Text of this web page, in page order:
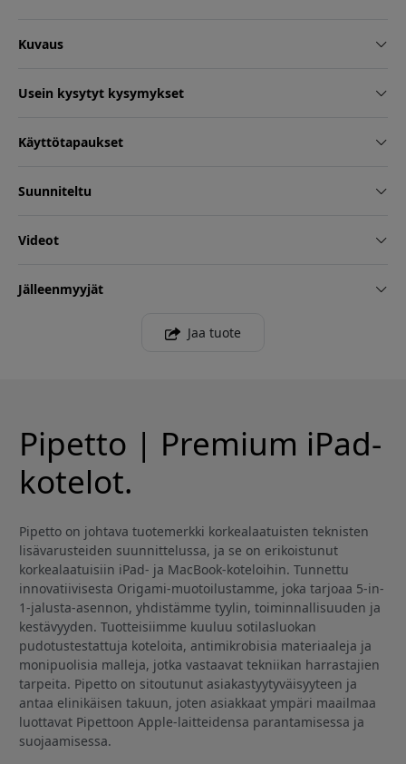
Kuvaus
Usein kysytyt kysymykset
Käyttötapaukset
Suunniteltu
Videot
Jälleenmyyjät
Jaa tuote
Pipetto | Premium iPad-
kotelot.
Pipetto on johtava tuotemerkki korkealaatuisten teknisten
lisävarusteiden suunnittelussa, ja se on erikoistunut
korkealaatuisiin iPad- ja MacBook-koteloihin. Tunnettu
innovatiivisesta Origami-muotoilustamme, joka tarjoaa 5-in-
1-jalusta-asennon, yhdistämme tyylin, toiminnallisuuden ja
kestävyyden. Tuotteisiimme kuuluu sotilasluokan
pudotustestattuja koteloita, antimikrobisia materiaaleja ja
monipuolisia malleja, jotka vastaavat tekniikan harrastajien
tarpeita. Pipetto on sitoutunut asiakastyytyväisyyteen ja
antaa elinikäisen takuun, joten asiakkaat ympäri maailmaa
luottavat Pipettoon Apple-laitteidensa parantamisessa ja
suojaamisessa.